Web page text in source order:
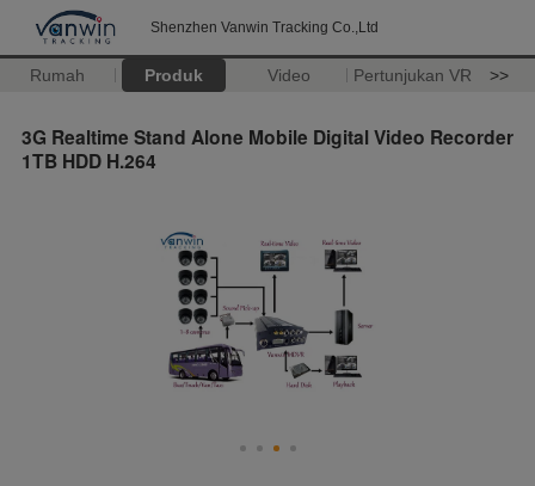
Shenzhen Vanwin Tracking Co.,Ltd
Rumah Produk Video Pertunjukan VR >>
3G Realtime Stand Alone Mobile Digital Video Recorder
1TB HDD H.264